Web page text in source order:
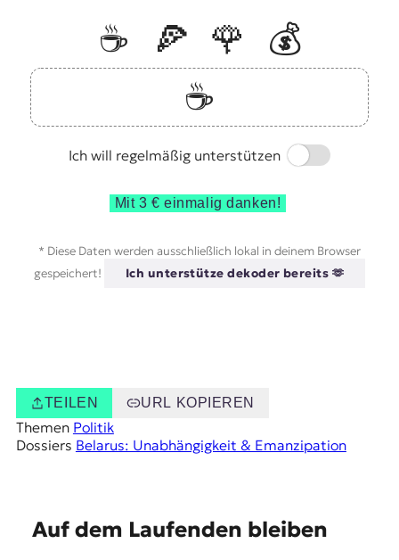
☕️ 🍕 🌹
💰
☕️
Ich will regelmäßig unterstützen
Switch
Mit 3 € einmalig danken!
* Diese Daten werden ausschließlich lokal in deinem Browser
gespeichert!
Ich unterstütze dekoder bereits 🫶
TEILEN URL KOPIEREN
Themen Politik
Dossiers Belarus: Unabhängigkeit & Emanzipation
Auf dem Laufenden bleiben